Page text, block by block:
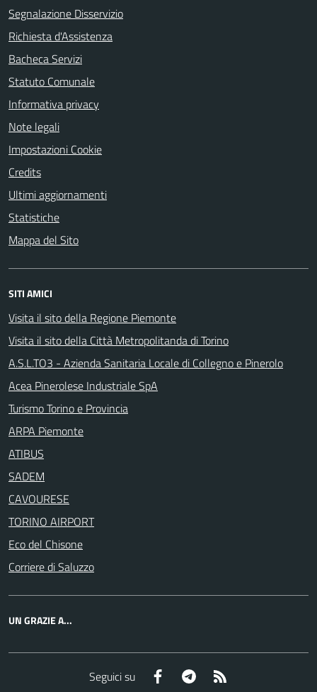
Segnalazione Disservizio
Richiesta d'Assistenza
Bacheca Servizi
Statuto Comunale
Informativa privacy
Note legali
Impostazioni Cookie
Credits
Ultimi aggiornamenti
Statistiche
Mappa del Sito
SITI AMICI
Visita il sito della Regione Piemonte
Visita il sito della Città Metropolitanda di Torino
A.S.L.TO3 - Azienda Sanitaria Locale di Collegno e Pinerolo
Acea Pinerolese Industriale SpA
Turismo Torino e Provincia
ARPA Piemonte
ATIBUS
SADEM
CAVOURESE
TORINO AIRPORT
Eco del Chisone
Corriere di Saluzzo
UN GRAZIE A...
Seguici su Facebook Telegram